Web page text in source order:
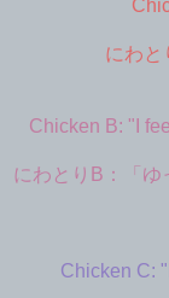
にわと
Chicken B: "I
にわとりB：「ゆ
Chicken C: